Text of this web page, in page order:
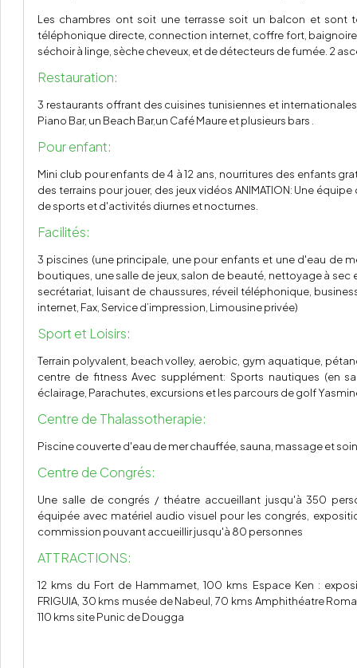
Les chambres ont soit une terrasse soit un balcon et sont
téléphonique directe, connection internet, coffre fort,
séchoir à linge, sèche cheveux, et de détecteurs de fumée. 2
Restauration:
3 restaurants offrant des cuisines tunisiennes et
Piano Bar, un Beach Bar,un Café Maure et plusieurs bars .
Pour enfant:
Mini club pour enfants de 4 à 12 ans, nourritures des enfants
des terrains pour jouer, des jeux vidéos ANIMATION: Une
de sports et d'activités diurnes et nocturnes.
Facilités:
3 piscines (une principale, une pour enfants et une d'eau de
boutiques, une salle de jeux, salon de beauté, nettoyage à sec
secrétariat, luisant de chaussures, réveil téléphonique,
internet, Fax, Service d’impression, Limousine privée)
Sport et Loisirs:
Terrain polyvalent, beach volley, aerobic, gym aquatique,
centre de fitness Avec supplément: Sports nautiques (en
éclairage, Parachutes, excursions et les parcours de golf
Centre de Thalassotherapie:
Piscine couverte d'eau de mer chauffée, sauna, massage et
Centre de Congrés:
Une salle de congrés / théatre accueillant jusqu'à 350
équipée avec matériel audio visuel pour les congrés,
commission pouvant accueillir jusqu'à 80 personnes
ATTRACTIONS:
12 kms du Fort de Hammamet, 100 kms Espace Ken :
FRIGUIA, 30 kms musée de Nabeul, 70 kms Amphithéatre
110 kms site Punic de Dougga